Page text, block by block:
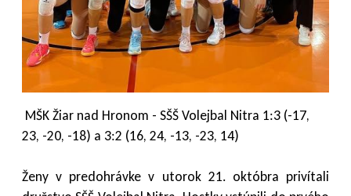
MŠK Žiar nad Hronom - SŠŠ Volejbal Nitra 1:3 (-17,
23, -20, -18) a 3:2 (16, 24, -13, -23, 14)
Ženy v predohrávke v utorok 21. októbra privítali